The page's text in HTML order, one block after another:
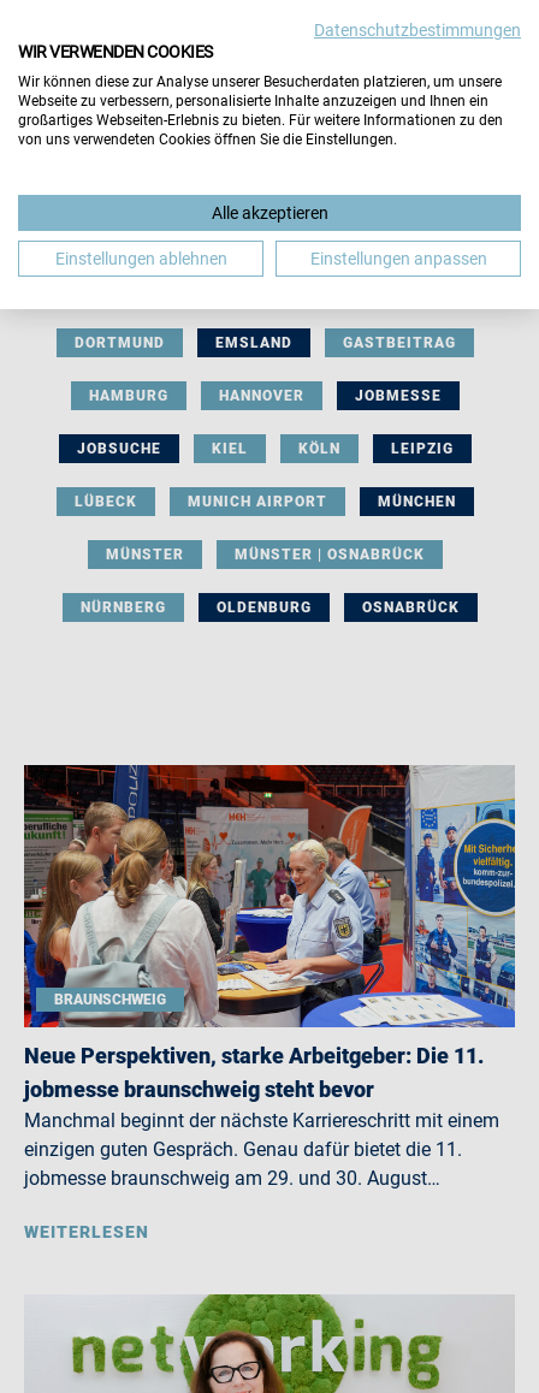
BERUFLICHE ORIENTIERUNG BEWERBUNG
DORTMUND EMSLAND GASTBEITRAG
HAMBURG HANNOVER JOBMESSE
JOBSUCHE KIEL KÖLN LEIPZIG
LÜBECK MUNICH AIRPORT MÜNCHEN
MÜNSTER MÜNSTER | OSNABRÜCK
NÜRNBERG OLDENBURG OSNABRÜCK
BRAUNSCHWEIG
Neue Perspektiven, starke Arbeitgeber: Die 11.
jobmesse braunschweig steht bevor
Manchmal beginnt der nächste Karriereschritt mit einem
einzigen guten Gespräch. Genau dafür bietet die 11.
jobmesse braunschweig am 29. und 30. August…
WEITERLESEN
Datenschutzbestimmungen
WIR VERWENDEN COOKIES
Wir können diese zur Analyse unserer Besucherdaten platzieren, um unsere
Webseite zu verbessern, personalisierte Inhalte anzuzeigen und Ihnen ein
großartiges Webseiten-Erlebnis zu bieten. Für weitere Informationen zu den
von uns verwendeten Cookies öffnen Sie die Einstellungen.
Alle akzeptieren
Einstellungen ablehnen Einstellungen anpassen